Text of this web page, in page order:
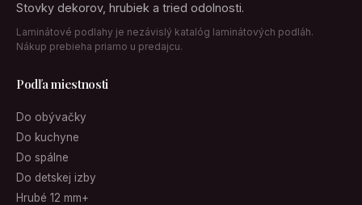
Stovky dekorov, hrubiek a tried odolnosti.
Laminátové podlahy je nezávislý katalóg laminátových podláh.
Nákup prebieha priamo u predajcu.
Podľa miestnosti
Do obývačky
Do kuchyne
Do spálne
Do detskej izby
Hrubé 12 mm+